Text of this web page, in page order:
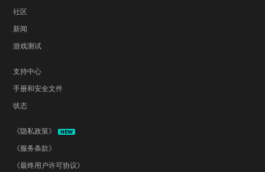
社区
新闻
游戏测试
支持中心
手册和安全文件
状态
《隐私政策》 NEW
《服务条款》
《最终用户许可协议》